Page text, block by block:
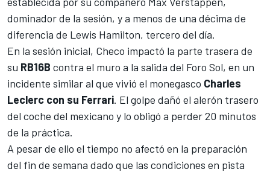
dominador de la sesión, y a menos de una décima de
diferencia de Lewis Hamilton, tercero del día.
En la sesión inicial, Checo impactó la parte trasera de
su RB16B contra el muro a la salida del Foro Sol, en un
incidente similar al que vivió el monegasco Charles
Leclerc con su Ferrari. El golpe dañó el alerón trasero
del coche del mexicano y lo obligó a perder 20 minutos
de la práctica.
A pesar de ello el tiempo no afectó en la preparación
del fin de semana dado que las condiciones en pista